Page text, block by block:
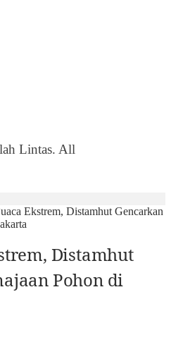
Lintas. All
Ekstrem, Distamhut Gencarkan
Distamhut
Pohon di